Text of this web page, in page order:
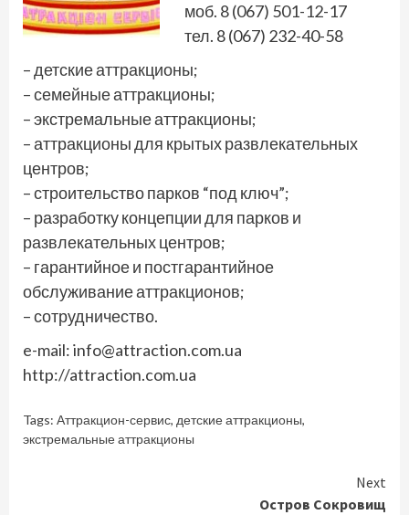
моб. 8 (067) 501-12-17
тел. 8 (067) 232-40-58
– детские аттракционы;
– семейные аттракционы;
– экстремальные аттракционы;
– аттракционы для крытых развлекательных
центров;
– строительство парков “под ключ”;
– разработку концепции для парков и
развлекательных центров;
– гарантийное и постгарантийное
обслуживание аттракционов;
– сотрудничество.
e-mail: info@attraction.com.ua
http://attraction.com.ua
Tags: Аттракцион-сервис, детские аттракционы,
экстремальные аттракционы
Next
Остров Сокровищ